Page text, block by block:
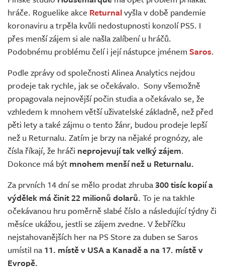
Živě
hráče. Roguelike akce Returnalvyšla v době pandemie
koronaviru a trpěla kvůli nedostupnosti konzolí PS5. I
přes menší zájem si ale našla zalíbení u hráčů.
Podobnému problému čelí i její nástupce jménem Saros.
Podle zprávy od společnosti Alinea Analytics nejdou
prodeje tak rychle, jak se očekávalo. Sony všemožně
propagovala nejnovější počin studia a očekávalo se, že
vzhledem k mnohem větší uživatelské základně, než před
pěti lety a také zájmu o tento žánr, budou prodeje lepší
než u Returnalu. Zatím je brzy na nějaké prognózy, ale
čísla říkají, že hráči neprojevují tak velký zájem.
Dokonce má být mnohem menší než u Returnalu.
Za prvních 14 dní se mělo prodat zhruba300 tisíc kopií a
výdělek má činit 22 milionů dolarů. To je na takhle
očekávanou hru poměrně slabé číslo a následující týdny či
měsíce ukážou, jestli se zájem zvedne. V žebříčku
nejstahovanějších her na PS Store za duben se Saros
umístil na 11. místě v USA a Kanadě a na 17. místě v
Evropě.